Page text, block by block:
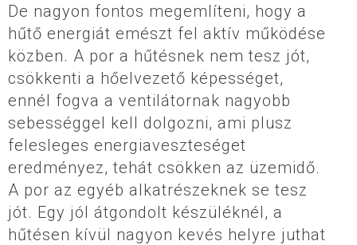
De nagyon fontos megemlíteni, hogy a
hűtő energiát emészt fel aktív működése
közben. A por a hűtésnek nem tesz jót,
csökkenti a hőelvezető képességet,
ennél fogva a ventilátornak nagyobb
sebességgel kell dolgozni, ami plusz
felesleges energiaveszteséget
eredményez, tehát csökken az üzemidő.
A por az egyéb alkatrészeknek se tesz
jót. Egy jól átgondolt készüléknél, a
hűtésen kívül nagyon kevés helyre juthat